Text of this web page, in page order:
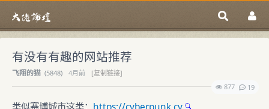
有没有有趣的网站推荐
飞翔的猫 (5848) 4月前
[复制链接]
877
19